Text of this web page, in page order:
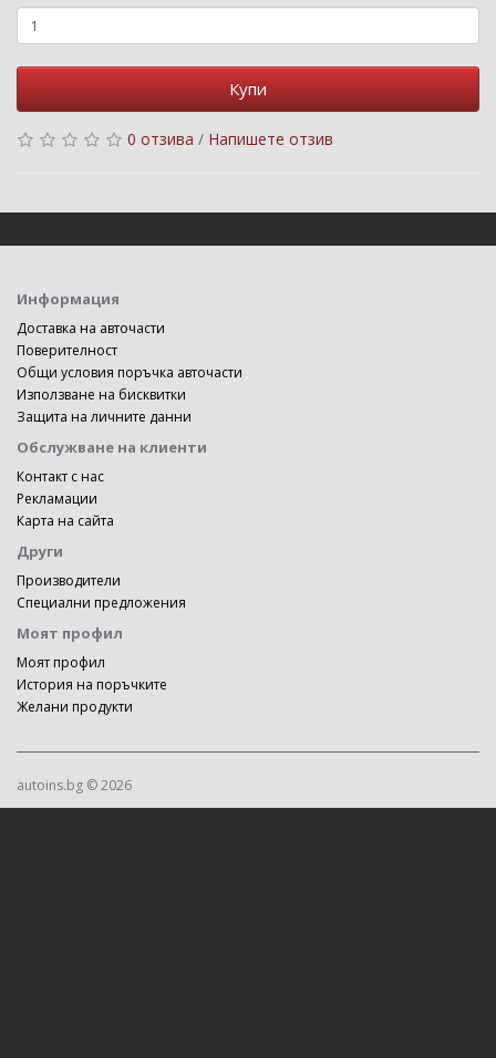
Купи
0 отзива / Напишете отзив
Информация
Доставка на авточасти
Поверителност
Общи условия поръчка авточасти
Използване на бисквитки
Защита на личните данни
Обслужване на клиенти
Контакт с нас
Рекламации
Карта на сайта
Други
Производители
Специални предложения
Моят профил
Моят профил
История на поръчките
Желани продукти
autoins.bg © 2026